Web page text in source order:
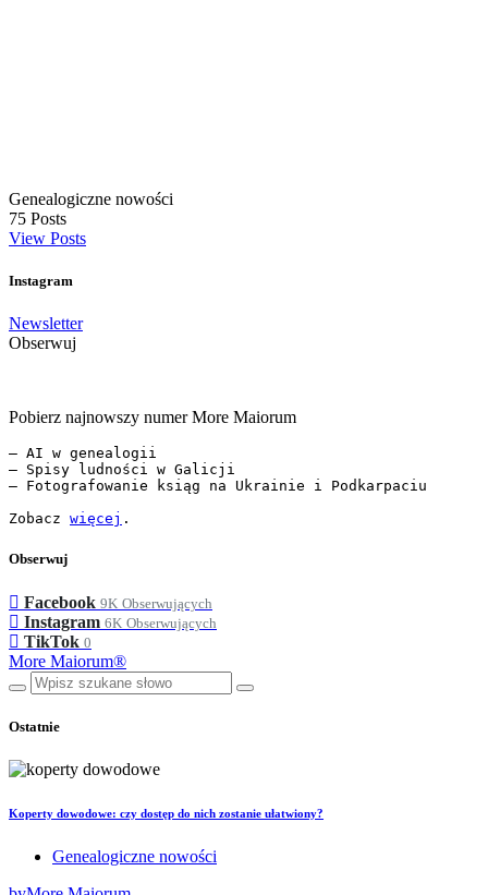
Genealogiczne nowości
75 Posts
View Posts
Instagram
Newsletter
Obserwuj
Pobierz najnowszy numer More Maiorum
— AI w genealogii
— Spisy ludności w Galicji
— Fotografowanie ksiąg na Ukrainie i Podkarpaciu
Zobacz więcej .
Obserwuj
Facebook 9K Obserwujących
Instagram 6K Obserwujących
TikTok 0
More Maiorum®
Ostatnie
Koperty dowodowe: czy dostęp do nich zostanie ułatwiony?
Genealogiczne nowości